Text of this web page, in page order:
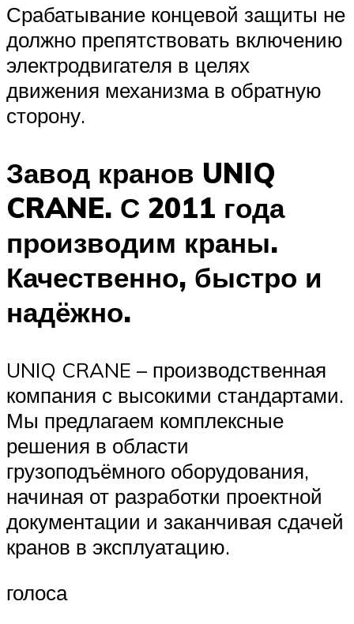
Срабатывание концевой защиты не
должно препятствовать включению
электродвигателя в целях
движения механизма в обратную
сторону.
Завод кранов UNIQ
CRANE. С 2011 года
производим краны.
Качественно, быстро и
надёжно.
UNIQ CRANE – производственная
компания с высокими стандартами.
Мы предлагаем комплексные
решения в области
грузоподъёмного оборудования,
начиная от разработки проектной
документации и заканчивая сдачей
кранов в эксплуатацию.
голоса